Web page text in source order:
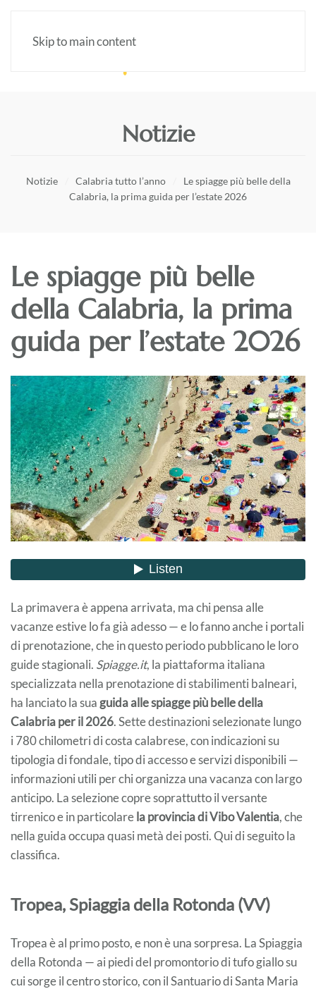
Skip to main content
Notizie
Notizie Calabria tutto l’anno
Le spiagge più belle della
Calabria, la prima guida per l’estate 2026
Le spiagge più belle
della Calabria, la prima
guida per l’estate 2026
La primavera è appena arrivata, ma chi pensa alle
vacanze estive lo fa già adesso — e lo fanno anche i portali
di prenotazione, che in questo periodo pubblicano le loro
guide stagionali. Spiagge.it, la piattaforma italiana
specializzata nella prenotazione di stabilimenti balneari,
ha lanciato la sua guida alle spiagge più belle della
Calabria per il 2026. Sette destinazioni selezionate lungo
i 780 chilometri di costa calabrese, con indicazioni su
tipologia di fondale, tipo di accesso e servizi disponibili —
informazioni utili per chi organizza una vacanza con largo
anticipo. La selezione copre soprattutto il versante
tirrenico e in particolarela provincia di Vibo Valentia, che
nella guida occupa quasi metà dei posti. Qui di seguito la
classifica.
Tropea, Spiaggia della Rotonda (VV)
Tropea è al primo posto, e non è una sorpresa. La Spiaggia
della Rotonda — ai piedi del promontorio di tufo giallo su
cui sorge il centro storico, con il Santuario di Santa Maria